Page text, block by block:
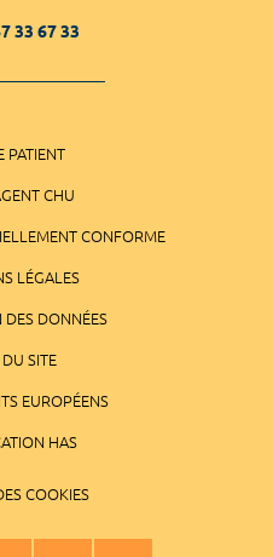
33 67 33
PATIENT
CHU
CONFORME
LÉGALES
DES DONNÉES
SITE
EUROPÉENS
HAS
COOKIES